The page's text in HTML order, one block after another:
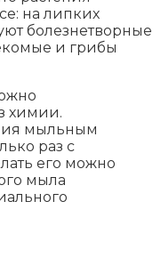
на липких
болезнетворные
и грибы
химии.
мыльным
раз с
его можно
мыла